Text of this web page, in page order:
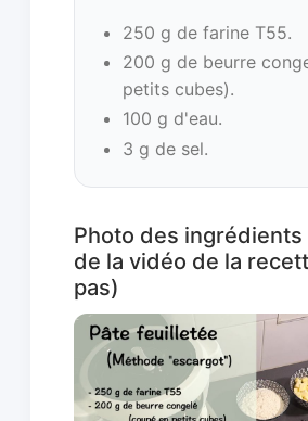
250 g de farine T55.
200 g de beurre
petits cubes).
100 g d'eau.
3 g de sel.
Photo des
de la vidéo de la
pas)